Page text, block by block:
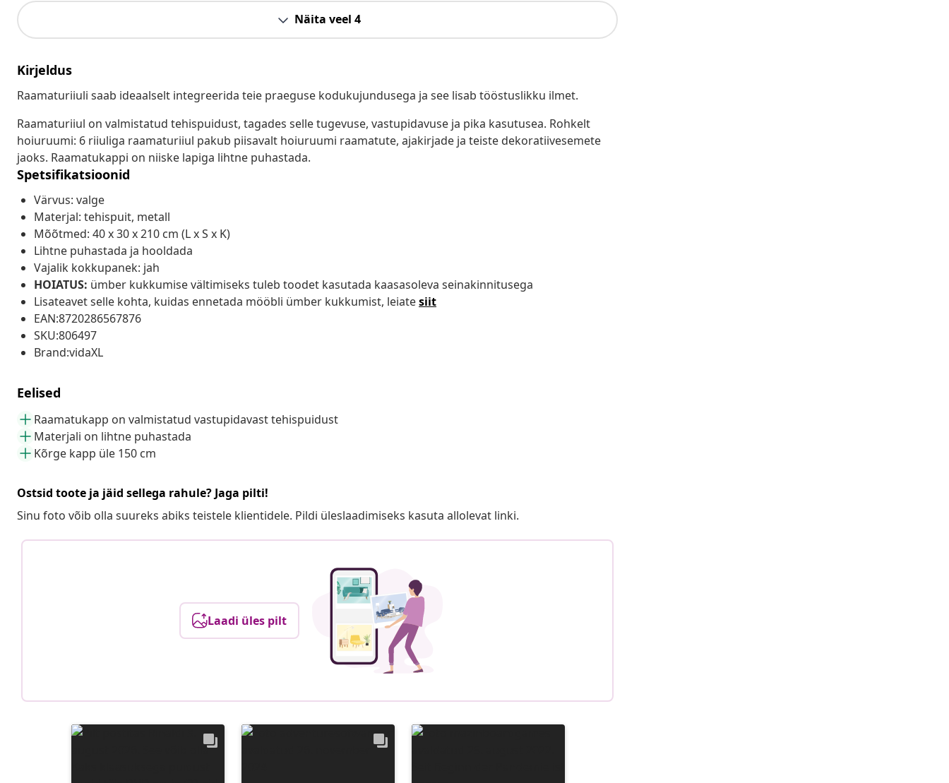
Näita veel 4
Kirjeldus
Raamaturiiuli saab ideaalselt integreerida teie praeguse kodukujundusega ja see lisab tööstuslikku ilmet.
Raamaturiiul on valmistatud tehispuidust, tagades selle tugevuse, vastupidavuse ja pika kasutusea. Rohkelt
hoiuruumi: 6 riiuliga raamaturiiul pakub piisavalt hoiuruumi raamatute, ajakirjade ja teiste dekoratiivesemete
jaoks. Raamatukappi on niiske lapiga lihtne puhastada.
Spetsifikatsioonid
Värvus: valge
Materjal: tehispuit, metall
Mõõtmed: 40 x 30 x 210 cm (L x S x K)
Lihtne puhastada ja hooldada
Vajalik kokkupanek: jah
HOIATUS: ümber kukkumise vältimiseks tuleb toodet kasutada kaasasoleva seinakinnitusega
Lisateavet selle kohta, kuidas ennetada mööbli ümber kukkumist, leiatesiit
EAN:8720286567876
SKU:806497
Brand:vidaXL
Eelised
Raamatukapp on valmistatud vastupidavast tehispuidust
Materjali on lihtne puhastada
Kõrge kapp üle 150 cm
Ostsid toote ja jäid sellega rahule? Jaga pilti!
Sinu foto võib olla suureks abiks teistele klientidele. Pildi üleslaadimiseks kasuta allolevat linki.
Laadi üles pilt